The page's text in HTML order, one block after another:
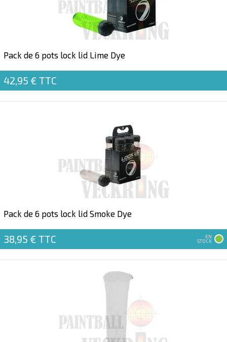
Pack de 6 pots lock lid Lime Dye
42,95 € TTC
Pack de 6 pots lock lid Smoke Dye
38,95 € TTC EN
STOCK